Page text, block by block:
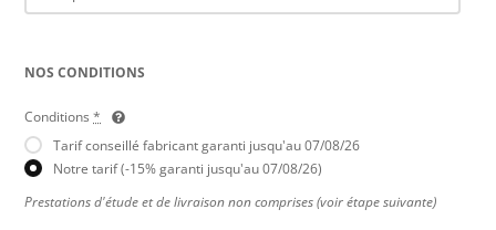
NOS CONDITIONS
Conditions *
Tarif conseillé fabricant garanti jusqu'au 07/08/26
Notre tarif (-15% garanti jusqu'au 07/08/26)
Prestations d'étude et de livraison non comprises (voir étape suivante)